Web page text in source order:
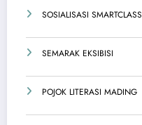
SOSIALISASI SMARTCLASS
SEMARAK EKSIBISI
POJOK LITERASI MADING